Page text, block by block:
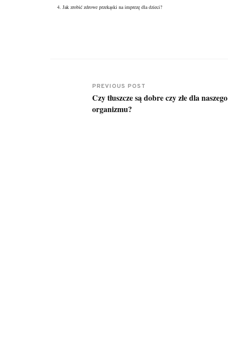
Jak zrobić zdrowe przekąski na imprezę dla dzieci?
PREVIOUS POST
Czy tłuszcze są dobre czy złe dla naszego
organizmu?